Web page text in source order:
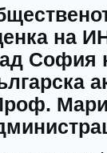
на
София